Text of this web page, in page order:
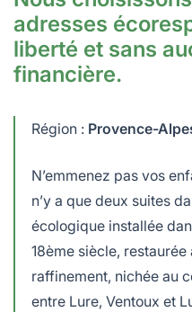
adresses
liberté et sans
financière.
Région : Provence-
N’emmenez pas vos
n’y a que deux suites
écologique installée
18ème siècle,
raffinement, nichée au
entre Lure, Ventoux et